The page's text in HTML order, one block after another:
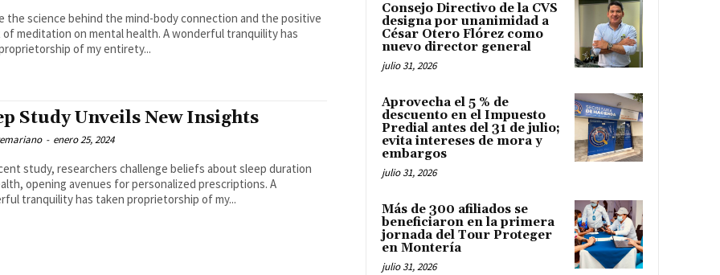
the science behind the mind-body connection and the positive
on mental health. A wonderful tranquility has
of my entirety...
Study Unveils New Insights
- enero 25, 2024
study, researchers challenge beliefs about sleep duration
opening avenues for personalized prescriptions. A
tranquility has taken proprietorship of my...
Consejo Directivo de la CVS
designa por unanimidad a
César Otero Flórez como
nuevo director general
julio 31, 2026
Aprovecha el 5 % de
descuento en el Impuesto
Predial antes del 31 de julio;
evita intereses de mora y
embargos
julio 31, 2026
Más de 300 afiliados se
beneficiaron en la primera
jornada del Tour Proteger
en Montería
julio 31, 2026